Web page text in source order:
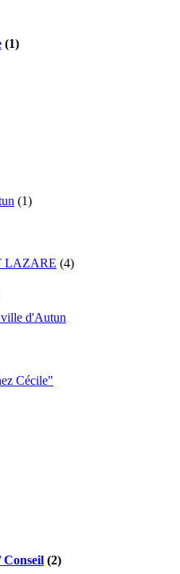
(1)
(1)
LAZARE (4)
d'Autun
Cécile"
(2)